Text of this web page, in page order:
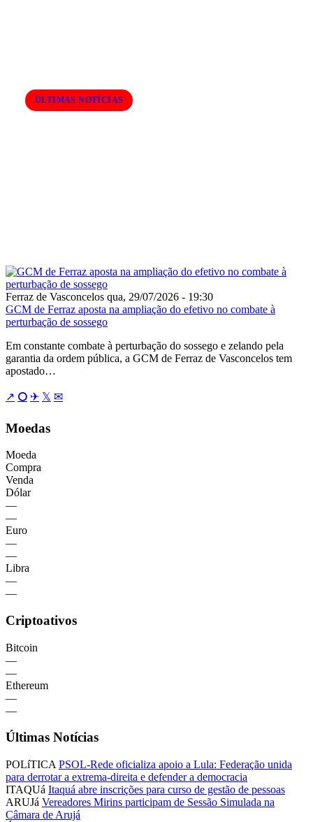
ÚLTIMAS NOTÍCIAS
Ferraz de Vasconcelos qua, 29/07/2026 - 19:30
GCM de Ferraz aposta na ampliação do efetivo no combate à
perturbação de sossego
Em constante combate à perturbação do sossego e zelando pela
garantia da ordem pública, a GCM de Ferraz de Vasconcelos tem
apostado…
↗ ⭘ ✈ 𝕏 ✉
Moedas
Moeda
Compra
Venda
Dólar
—
—
Euro
—
—
Libra
—
—
Criptoativos
Bitcoin
—
—
Ethereum
—
—
Últimas Notícias
POLíTICA PSOL-Rede oficializa apoio a Lula: Federação unida
para derrotar a extrema-direita e defender a democracia
ITAQUá Itaquá abre inscrições para curso de gestão de pessoas
ARUJá Vereadores Mirins participam de Sessão Simulada na
Câmara de Arujá